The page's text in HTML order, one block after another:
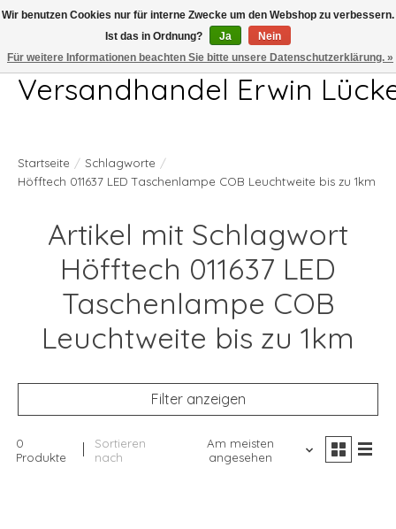
Telefon 04407 715872 MO-DO 7.00-17.00Uhr FR 7.00-13.00Uhr
Versandhandel Erwin
Startseite / Schlagworte /
Höfftech 011637 LED Taschenlampe COB Leuchtweite bis zu 1km
Artikel mit Schlagwort
Höfftech 011637 LED
Taschenlampe COB
Leuchtweite bis zu 1km
Filter anzeigen
0
Produkte
Sortieren
nach
Am meisten
angesehen
Wir benutzen Cookies nur für interne Zwecke um den Webshop zu verbessern.
Ist das in Ordnung?
Ja
Nein
Für weitere Informationen beachten Sie bitte unsere Datenschutzerklärung. »